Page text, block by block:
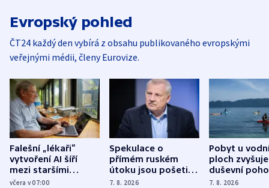
Evropský pohled
ČT24 každý den vybírá z obsahu publikovaného evropskými
veřejnými médii, členy Eurovize.
Falešní „lékaři“
vytvoření AI šíří
mezi staršími
Poláky nebezpečné
včera v 07:00
Spekulace o
přímém ruském
útoku jsou pošetilé,
míní estonský
7. 8. 2026
Pobyt u
ploch zvyšuje
duševní
ukázala
7. 8. 2026